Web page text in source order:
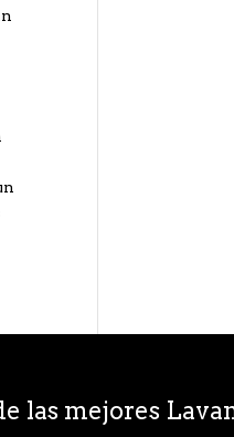
las mejores